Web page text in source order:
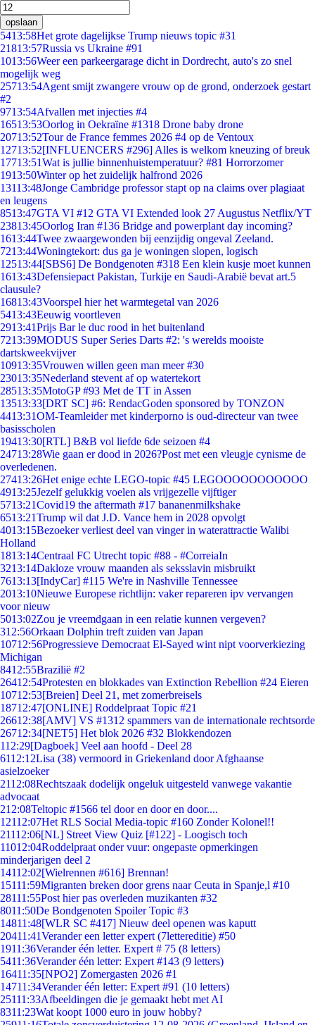
opslaan
5413:58Het grote dagelijkse Trump nieuws topic #31
21813:57Russia vs Ukraine #91
1013:56Weer een parkeergarage dicht in Dordrecht, auto's zo snel
mogelijk weg
25713:54Agent smijt zwangere vrouw op de grond, onderzoek gestart
#2
9713:54Afvallen met injecties #4
16513:53Oorlog in Oekraïne #1318 Drone baby drone
20713:52Tour de France femmes 2026 #4 op de Ventoux
12713:52[INFLUENCERS #296] Alles is welkom kneuzing of breuk
17713:51Wat is jullie binnenhuistemperatuur? #81 Horrorzomer
1913:50Winter op het zuidelijk halfrond 2026
13113:48Jonge Cambridge professor stapt op na claims over plagiaat
en leugens
8513:47GTA VI #12 GTA VI Extended look 27 Augustus Netflix/YT
23813:45Oorlog Iran #136 Bridge and powerplant day incoming?
1613:44Twee zwaargewonden bij eenzijdig ongeval Zeeland.
7213:44Woningtekort: dus ga je woningen slopen, logisch
12513:44[SBS6] De Bondgenoten #318 Een klein kusje moet kunnen
1613:43Defensiepact Pakistan, Turkije en Saudi-Arabië bevat art.5
clausule?
16813:43Voorspel hier het warmtegetal van 2026
5413:43Eeuwig voortleven
2913:41Prijs Bar le duc rood in het buitenland
7213:39MODUS Super Series Darts #2: 's werelds mooiste
dartskweekvijver
10913:35Vrouwen willen geen man meer #30
23013:35Nederland stevent af op watertekort
28513:35MotoGP #93 Met de TT in Assen
13513:33[DRT SC] #6: RendacGoden sponsored by TONZON
4413:31OM-Teamleider met kinderporno is oud-directeur van twee
basisscholen
19413:30[RTL] B&B vol liefde 6de seizoen #4
24713:28Wie gaan er dood in 2026?Post met een vleugje cynisme de
overledenen.
27413:26Het enige echte LEGO-topic #45 LEGOOOOOOOOOOO
4913:25Jezelf gelukkig voelen als vrijgezelle vijftiger
5713:21Covid19 the aftermath #17 bananenmilkshake
6513:21Trump wil dat J.D. Vance hem in 2028 opvolgt
4013:15Bezoeker verliest deel van vinger in waterattractie Walibi
Holland
1813:14Centraal FC Utrecht topic #88 - #CorreiaIn
3213:14Dakloze vrouw maanden als seksslavin misbruikt
7613:13[IndyCar] #115 We're in Nashville Tennessee
2013:10Nieuwe Europese richtlijn: vaker repareren ipv vervangen
voor nieuw
5013:02Zou je vreemdgaan in een relatie kunnen vergeven?
312:56Orkaan Dolphin treft zuiden van Japan
10712:56Progressieve Democraat El-Sayed wint nipt voorverkiezing
Michigan
8412:55Brazilië #2
26412:54Protesten en blokkades van Extinction Rebellion #24 Eieren
10712:53[Breien] Deel 21, met zomerbreisels
18712:47[ONLINE] Roddelpraat Topic #21
26612:38[AMV] VS #1312 spammers van de internationale rechtsorde
26712:34[NET5] Het blok 2026 #32 Blokkendozen
112:29[Dagboek] Veel aan hoofd - Deel 28
6112:12Lisa (38) vermoord in Griekenland door Afghaanse
asielzoeker
2112:08Rechtszaak dodelijk ongeluk uitgesteld vanwege vakantie
advocaat
212:08Teltopic #1566 tel door en door en door....
12112:07Het RLS Social Media-topic #160 Zonder Kolonel!!
21112:06[NL] Street View Quiz [#122] - Loogisch toch
11012:04Roddelpraat onder vuur: ongepaste opmerkingen
minderjarigen deel 2
14112:02[Wielrennen #616] Brennan!
15111:59Migranten breken door grens naar Ceuta in Spanje,l #10
28111:55Post hier pas overleden muzikanten #32
8011:50De Bondgenoten Spoiler Topic #3
14811:48[WLR SC #417] Nieuw deel openen was kaputt
20411:41Verander een letter expert (7lettereditie) #50
1911:36Verander één letter. Expert # 75 (8 letters)
5411:36Verander één letter: Expert #143 (9 letters)
16411:35[NPO2] Zomergasten 2026 #1
14711:34Verander één letter: Expert #91 (10 letters)
25111:33Afbeeldingen die je gemaakt hebt met AI
8311:23Wat koopt 1000 euro in jouw hobby?